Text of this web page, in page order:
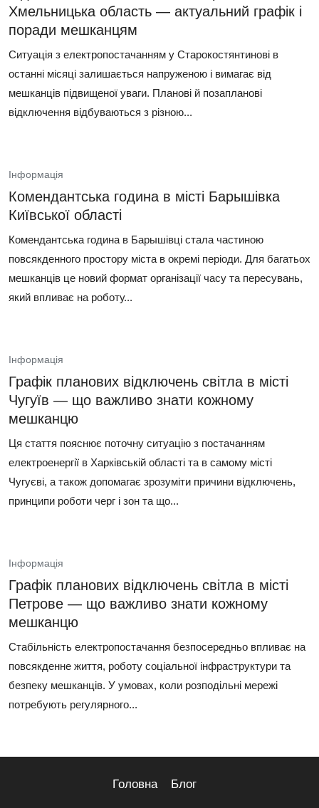
Хмельницька область — актуальний графік і
поради мешканцям
Ситуація з електропостачанням у Старокостянтинові в
останні місяці залишається напруженою і вимагає від
мешканців підвищеної уваги. Планові й позапланові
відключення відбуваються з різною...
Інформація
Комендантська година в місті Барышівка
Київської області
Комендантська година в Барышівці стала частиною
повсякденного простору міста в окремі періоди. Для багатьох
мешканців це новий формат організації часу та пересувань,
який впливає на роботу...
Інформація
Графік планових відключень світла в місті
Чугуїв — що важливо знати кожному
мешканцю
Ця стаття пояснює поточну ситуацію з постачанням
електроенергії в Харківській області та в самому місті
Чугуєві, а також допомагає зрозуміти причини відключень,
принципи роботи черг і зон та що...
Інформація
Графік планових відключень світла в місті
Петрове — що важливо знати кожному
мешканцю
Стабільність електропостачання безпосередньо впливає на
повсякденне життя, роботу соціальної інфраструктури та
безпеку мешканців. У умовах, коли розподільні мережі
потребують регулярного...
Головна Блог